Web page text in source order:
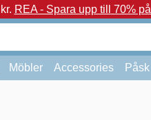
REA - Spara upp till 70%
Möbler Accessories Påsk